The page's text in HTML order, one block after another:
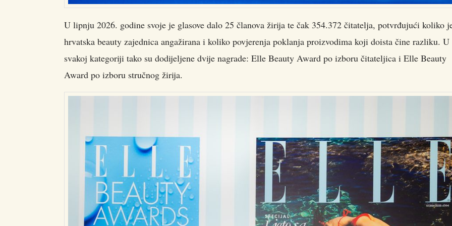
U lipnju 2026. godine svoje je glasove dalo 25 članova žirija te čak 354.372 čitatelja, potvrđujući koliko
hrvatska beauty zajednica angažirana i koliko povjerenja poklanja proizvodima koji doista čine razliku. U
svakoj kategoriji tako su dodijeljene dvije nagrade: Elle Beauty Award po izboru čitateljica i Elle Beauty
Award po izboru stručnog žirija.